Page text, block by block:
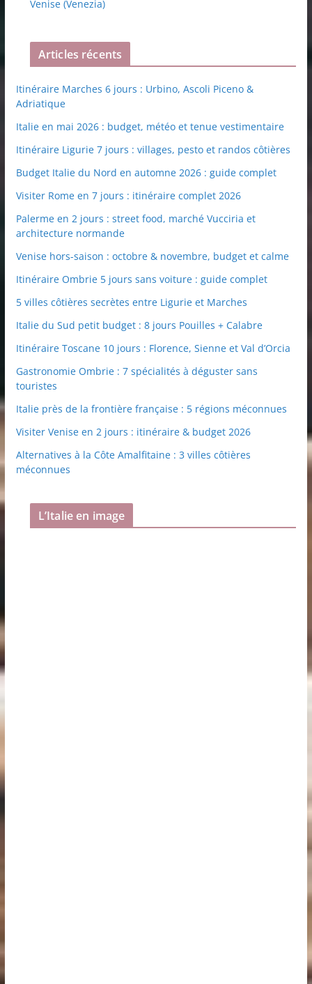
Venise (Venezia)
Articles récents
Itinéraire Marches 6 jours : Urbino, Ascoli Piceno &
Adriatique
Italie en mai 2026 : budget, météo et tenue vestimentaire
Itinéraire Ligurie 7 jours : villages, pesto et randos côtières
Budget Italie du Nord en automne 2026 : guide complet
Visiter Rome en 7 jours : itinéraire complet 2026
Palerme en 2 jours : street food, marché Vucciria et
architecture normande
Venise hors-saison : octobre & novembre, budget et calme
Itinéraire Ombrie 5 jours sans voiture : guide complet
5 villes côtières secrètes entre Ligurie et Marches
Italie du Sud petit budget : 8 jours Pouilles + Calabre
Itinéraire Toscane 10 jours : Florence, Sienne et Val d’Orcia
Gastronomie Ombrie : 7 spécialités à déguster sans
touristes
Italie près de la frontière française : 5 régions méconnues
Visiter Venise en 2 jours : itinéraire & budget 2026
Alternatives à la Côte Amalfitaine : 3 villes côtières
méconnues
L’Italie en image